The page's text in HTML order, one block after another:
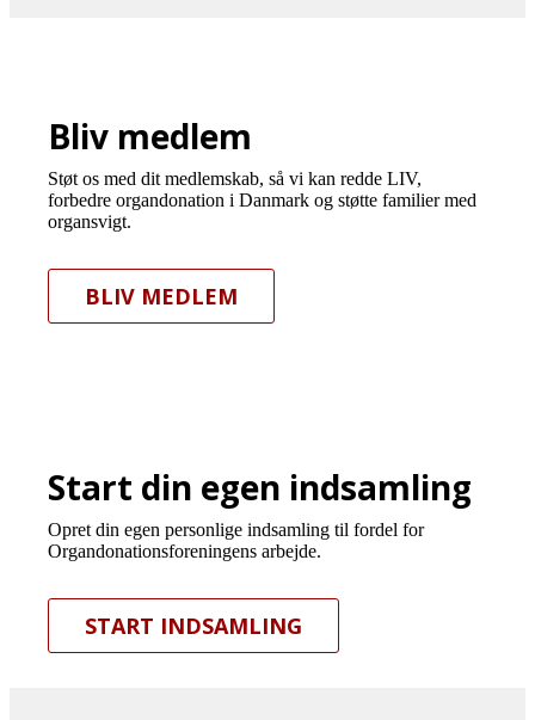
Bliv medlem
Støt os med dit medlemskab, så vi kan redde LIV,
forbedre organdonation i Danmark og støtte familier med
organsvigt.
BLIV MEDLEM
Start din egen indsamling
Opret din egen personlige indsamling til fordel for
Organdonationsforeningens arbejde.
START INDSAMLING